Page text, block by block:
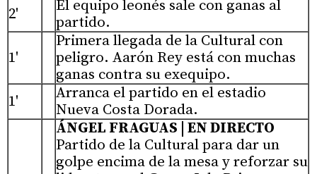
2'
El equipo leonés sale con ganas al
partido.
1'
Primera llegada de la Cultural con
peligro. Aarón Rey está con muchas
ganas contra su exequipo.
1'
Arranca el partido en el estadio
Nueva Costa Dorada.
ÁNGEL FRAGUAS | EN DIRECTO
Partido de la Cultural para dar un
golpe encima de la mesa y reforzar su